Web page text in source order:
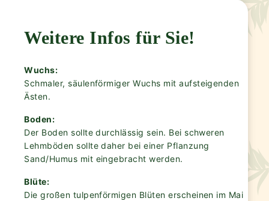
Weitere Infos für Sie!
Wuchs:
Schmaler, säulenförmiger Wuchs mit aufsteigenden
Ästen.
Boden:
Der Boden sollte durchlässig sein. Bei schweren
Lehmböden sollte daher bei einer Pflanzung
Sand/Humus mit eingebracht werden.
Blüte:
Die großen tulpenförmigen Blüten erscheinen im Mai